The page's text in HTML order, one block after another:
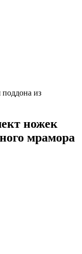
из
ножек
мрамора